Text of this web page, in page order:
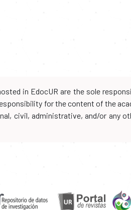
in EdocUR are the sole
for the content of the
civil, administrative, and/or any